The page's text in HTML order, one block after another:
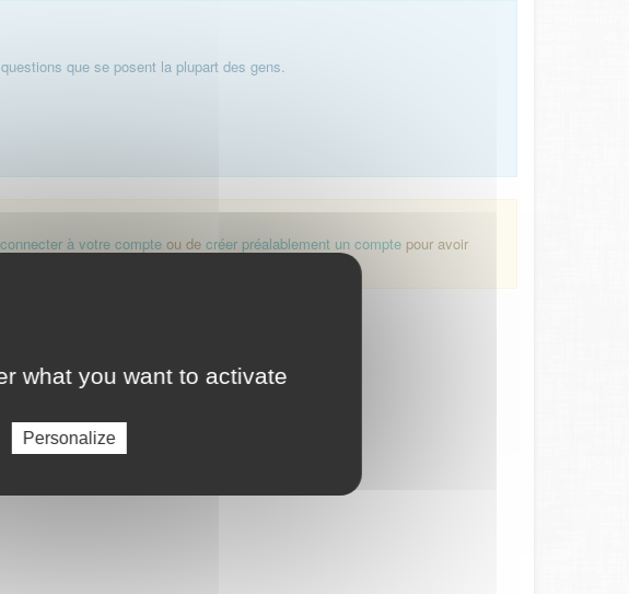
what you want to activate
Personalize
que se posent la plupart des gens.
à votre compte ou de créer préalablement un compte pour avoir